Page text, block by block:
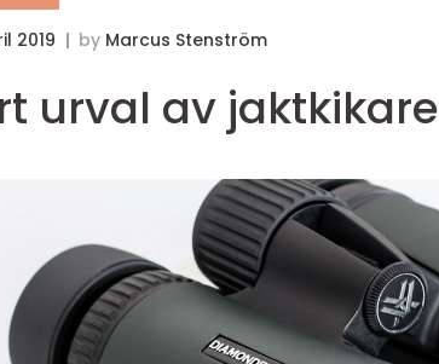
2019 by Marcus Stenström
urval av jaktkikare